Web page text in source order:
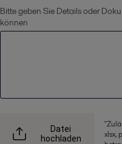
Bitte geben Sie Details oder
können
Datei
hochladen
xlsx,